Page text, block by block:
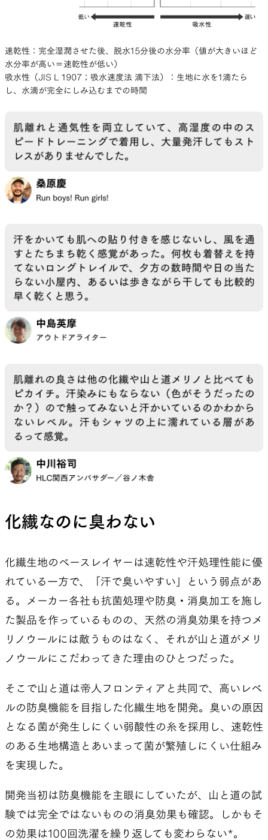
エコピュアー®️によって消臭性を実現し、汗処理
は、肌をドライに保つ「拡散型」を採用し、生地
の張り付きの少なさにより汗冷えを防ぐことにし
た。「通気型」の汗処理は、暑い季節のトレイル
ほど大量の汗をかくシチュエーションや、高温多湿
な日本の環境においてはその効果が限定的である
と考えたし、長時間のハイキングや保温性の観点
もふまえると肌を常にドライに保つ「拡散型」の
ほうが快適だと判断したからだ。
た。次に汗処理、さらに耐久性と、ひとつの課題
をクリアするたびに次の壁が現れた。でも、その
たびに製品が良くなっていき、自分でも着たいと思
えるものへと進化していった。
メリノウールの魅力を伝え続けてきた山と道が、中
かない。メリノと比較しても、積極的に山で選びた
くなる化繊ベースレイヤーを作る。その強い思い
で、開発を続けてきた。
すべての課題を乗り越え、あとは成果の検証だっ
た。着心地や使い方、運動量や汗のかき方は人そ
れぞれだし、体臭や汗の成分も千差万別だから
頼し、延べ人数はスタッフや関係者を含め、14人
こうして『山と道ラボ ベースレイヤー編』で調
査・考察を重ねた内容が、5年の歳月を経て、
Chemical Bとして結実したのだった。
その結果、多くの人にChemical Bに満足してもら
えたが、同時に、消臭性の感じ方は人によって異な
を感じる人も多かったが、その感じ方の強度には
差があった。
どんな人にとって消臭効果が高く、あるいは弱く感
じられるのか？ その理由を探るために、汗のアル
で汗の成分を100件以上測定したが、明確な答えに
はたどり着けなかった。
速乾性：完全湿潤させた後、脱水15分後の水分率（値が大きいほど
水分率が高い＝速乾性が低い）
吸水性（JIS L 1907；吸水速度法 滴下法）：生地に水を1滴たら
し、水滴が完全にしみ込むまでの時間
化繊なのに臭わない
化繊生地のベースレイヤーは速乾性や汗処理性能に優
れている一方で、「汗で臭いやすい」という弱点があ
る。メーカー各社も抗菌処理や防臭・消臭加工を施し
た製品を作っているものの、天然の消臭効果を持つメ
リノウールには敵うものはなく、それが山と道がメリ
ノウールにこだわってきた理由のひとつだった。
そこで山と道は帝人フロンティアと共同で、高いレベ
ルの防臭機能を目指した化繊生地を開発。臭いの原因
となる菌が発生しにくい弱酸性の糸を採用し、速乾性
のある生地構造とあいまって菌が繁殖しにくい仕組み
を実現した。
開発当初は防臭機能を主眼にしていたが、山と道の試
験では完全ではないものの消臭効果も確認。しかもそ
の効果は100回洗濯を繰り返しても変わらない*。